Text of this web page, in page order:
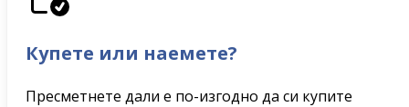
Купете или наемете?
Пресметнете дали е по-изгодно да си купите